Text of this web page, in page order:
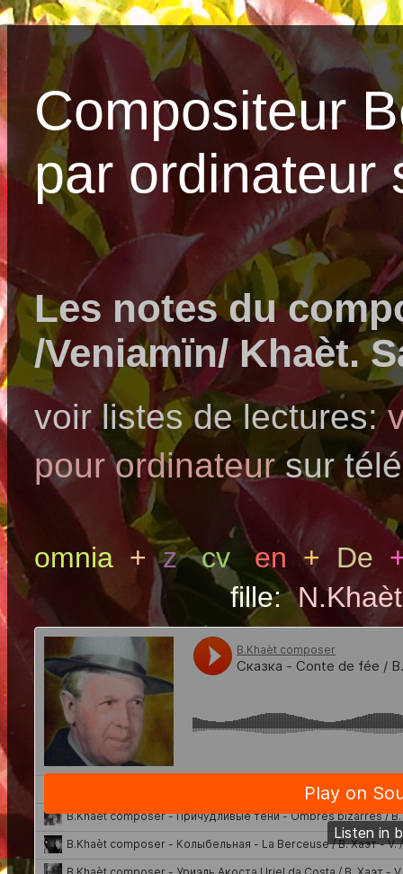
Compositeur
par ordinateur
Les notes du
/Veniamïn/ Khaèt.
voir listes de lectures:
pour ordinateursur
omnia + z cv en + De
fille: N.Khaèt